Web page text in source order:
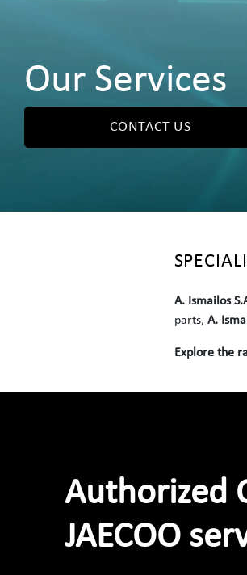
Our Services
CONTACT US
A. Ismailos
parts, A.
Explore the
Authorized
JAECOO